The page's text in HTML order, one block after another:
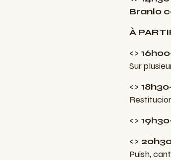
Branlo
À
<>
Sur
<>
<>
<>
Puish,